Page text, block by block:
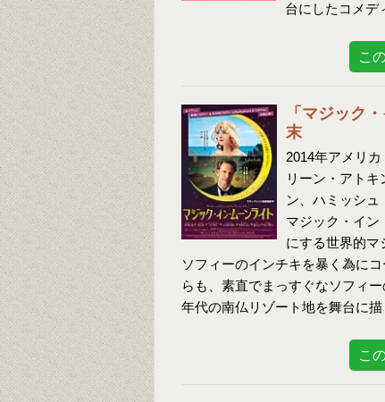
台にしたコメデ
こ
「マジック
末
2014年アメリ
リーン・アト
ン、ハミッシ
マジック・イン
にする世界的マ
ソフィーのインチキを暴く為に
らも、素直でまっすぐなソフィ
年代の南仏リゾート地を舞台に描
こ